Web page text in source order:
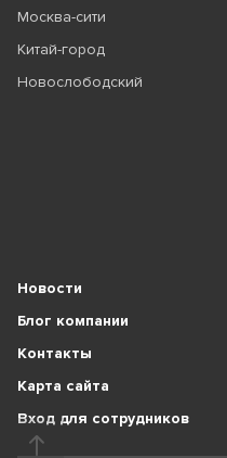
Москва-сити
Китай-город
Новослободский
Новости
Блог компании
Контакты
Карта сайта
Вход для сотрудников